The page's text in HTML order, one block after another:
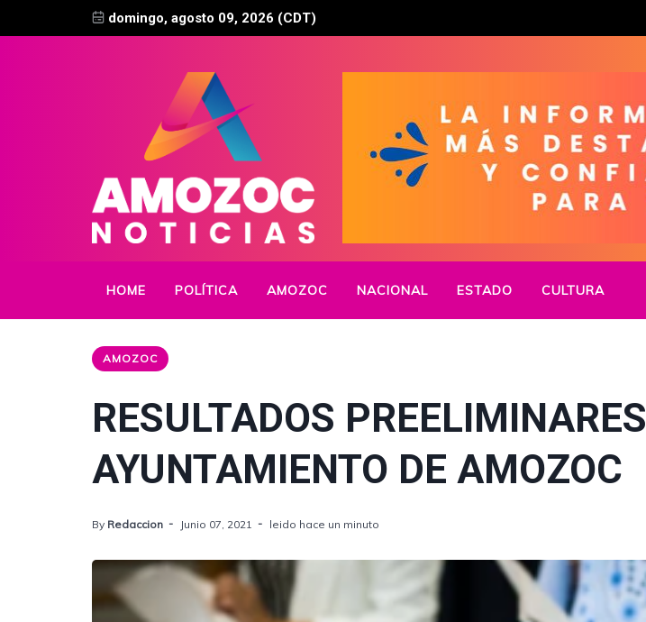
domingo, agosto 09, 2026 (CDT)
HOME POLÍTICA AMOZOC NACIONAL ESTADO CULTURA
AMOZOC
RESULTADOS PREELIMINARES
AYUNTAMIENTO DE AMOZOC
By Redaccion Junio 07, 2021 leido hace un minuto